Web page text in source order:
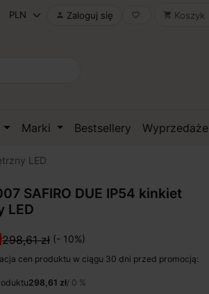
 Zaloguj się favorite_border shopping_cart Koszyk
Marki Bestsellery Wyprzedaże
LED
SAFIRO DUE IP54 kinkiet
LED
298,61 zł (- 10%)
cen produktu w ciągu 30 dni przed promocją:
298,61 zł/ 0 %